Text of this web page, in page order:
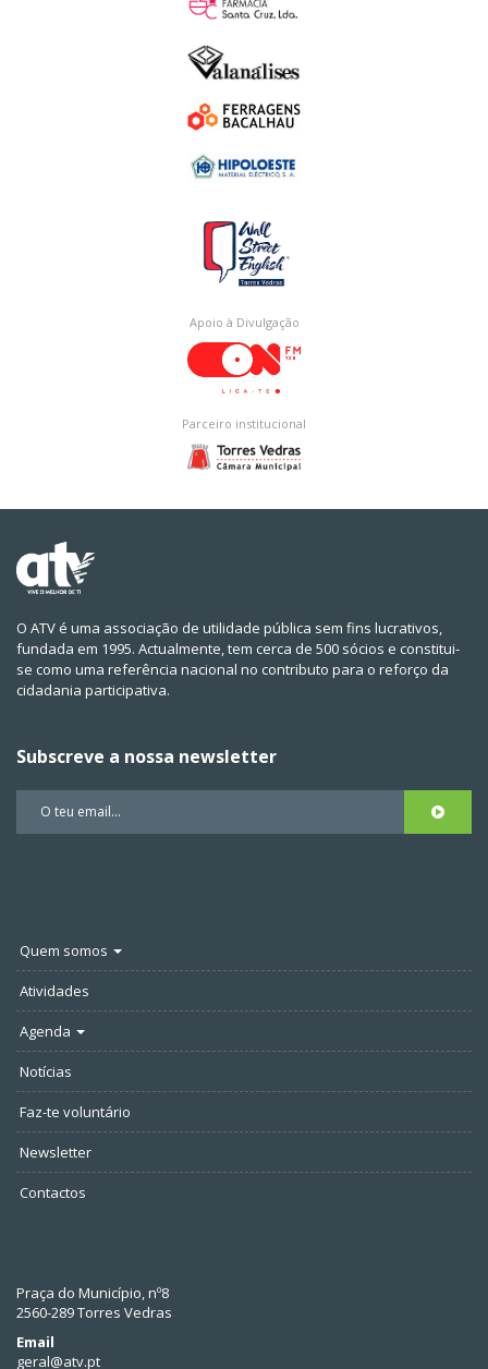
Apoio à Divulgação
Parceiro institucional
O ATV é uma associação de utilidade pública sem fins lucrativos,
fundada em 1995. Actualmente, tem cerca de 500 sócios e constitui-
se como uma referência nacional no contributo para o reforço da
cidadania participativa.
Subscreve a nossa newsletter
Quem somos
Atividades
Agenda
Notícias
Faz-te voluntário
Newsletter
Contactos
Praça do Município, nº8
2560-289 Torres Vedras
Email
geral@atv.pt